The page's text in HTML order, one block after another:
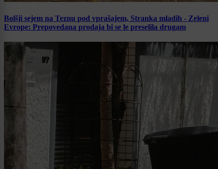
Bolšji sejem na Teznu pod vprašajem, Stranka mladih - Zeleni
Evrope: Prepovedana prodaja bi se le preselila drugam